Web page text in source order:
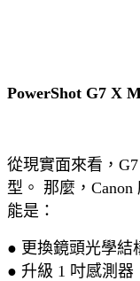
PowerShot G7 X
從現實面來看，
型。 那麼，
能是：
● 更換鏡頭光學結
● 升級 1 吋感測器